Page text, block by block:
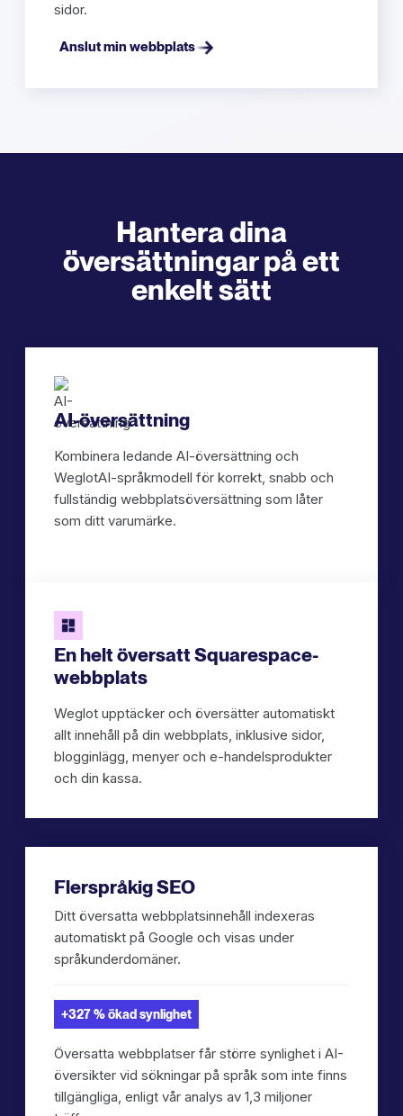
sidor.
Anslut min webbplats
Hantera dina
översättningar på ett
enkelt sätt
AI-översättning
Kombinera ledande AI-översättning och
WeglotAI-språkmodell för korrekt, snabb och
fullständig webbplatsöversättning som låter
som ditt varumärke.
En helt översatt Squarespace-
webbplats
Weglot upptäcker och översätter automatiskt
allt innehåll på din webbplats, inklusive sidor,
blogginlägg, menyer och e-handelsprodukter
och din kassa.
Flerspråkig SEO
Ditt översatta webbplatsinnehåll indexeras
automatiskt på Google och visas under
språkunderdomäner.
+327 % ökad synlighet
Översatta webbplatser får större synlighet i AI-
översikter vid sökningar på språk som inte finns
tillgängliga, enligt vår analys av 1,3 miljoner